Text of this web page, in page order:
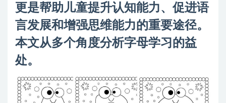
更是帮助儿童提升认知能力、促进语
言发展和增强思维能力的重要途径。
本文从多个角度分析字母学习的益
处。